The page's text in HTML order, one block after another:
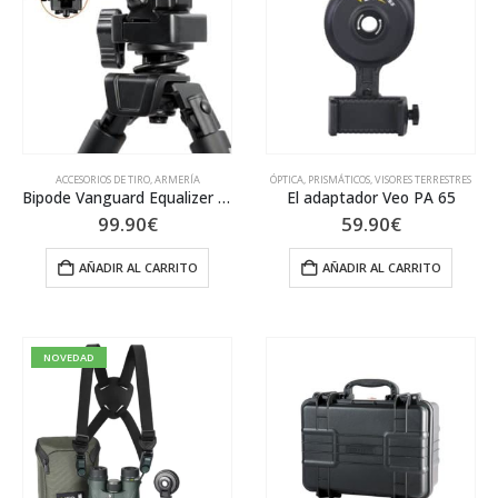
ACCESORIOS DE TIRO,ARMERÍA
Bipode Vanguard Equalizer 1QS
99.90€
AÑADIR AL CARRITO
ÓPTICA, PRISMÁTICOS,VISORES TERRESTRES
El adaptador Veo PA 65
59.90€
AÑADIR AL CARRITO
NOVEDAD